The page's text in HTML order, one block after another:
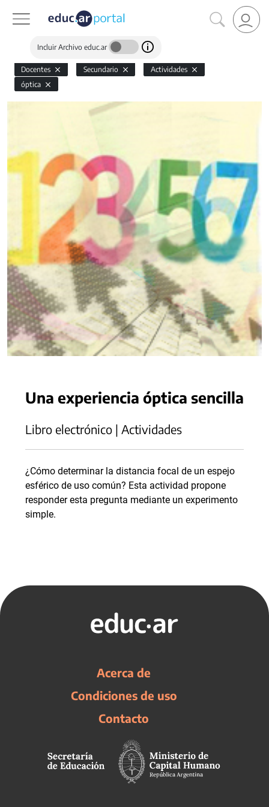
Incluir Archivo educ.ar
Docentes Secundario
Actividades
óptica
Una experiencia óptica sencilla
Libro electrónico | Actividades
¿Cómo determinar la distancia focal de un espejo
esférico de uso común? Esta actividad propone
responder esta pregunta mediante un experimento
simple.
Acerca de
Condiciones de uso
Contacto